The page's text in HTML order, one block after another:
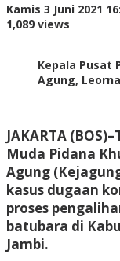
Kamis 3 Juni 2021
1,089 views
Kepala Pusat
Agung,
JAKARTA (BOS)
Muda Pidana
Agung
kasus dugaan
proses
batubara di
Jambi.